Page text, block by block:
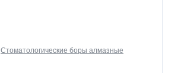
Стоматологические боры алмазные